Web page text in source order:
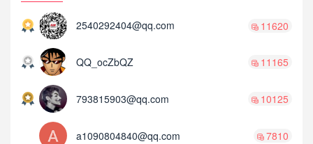
2540292404@qq.com 11620
QQ_ocZbQZ 11165
793815903@qq.com 10125
a1090804840@qq.com 7810